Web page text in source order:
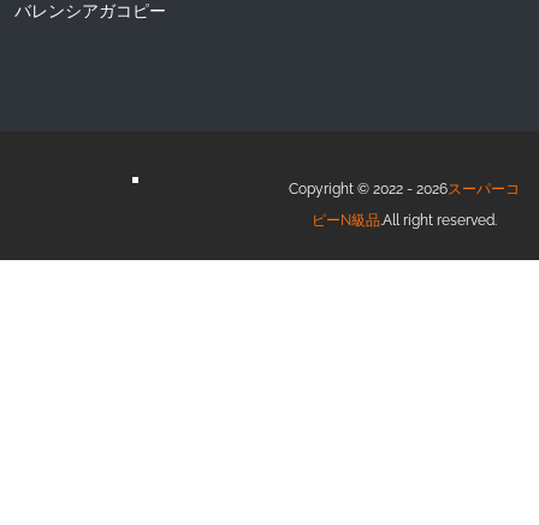
バレンシアガコピー
Copyright © 2022 - 2026スーパーコ
ピーN級品.All right reserved.